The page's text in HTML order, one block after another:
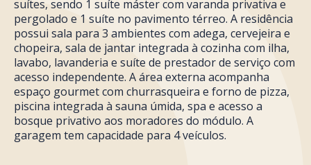
suítes, sendo 1 suíte máster com varanda privativa e
pergolado e 1 suíte no pavimento térreo. A residência
possui sala para 3 ambientes com adega, cervejeira e
chopeira, sala de jantar integrada à cozinha com ilha,
lavabo, lavanderia e suíte de prestador de serviço com
acesso independente. A área externa acompanha
espaço gourmet com churrasqueira e forno de pizza,
piscina integrada à sauna úmida, spa e acesso a
bosque privativo aos moradores do módulo. A
garagem tem capacidade para 4 veículos.